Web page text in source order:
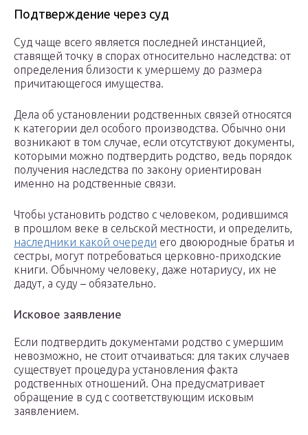
Подтверждение через суд
Суд чаще всего является последней инстанцией,
ставящей точку в спорах относительно наследства: от
определения близости к умершему до размера
причитающегося имущества.
Дела об установлении родственных связей относятся
к категории дел особого производства. Обычно они
возникают в том случае, если отсутствуют документы,
которыми можно подтвердить родство, ведь порядок
получения наследства по закону ориентирован
именно на родственные связи.
Чтобы установить родство с человеком, родившимся
в прошлом веке в сельской местности, и определить,
наследники какой очереди его двоюродные братья и
сестры, могут потребоваться церковно-приходские
книги. Обычному человеку, даже нотариусу, их не
дадут, а суду – обязательно.
Исковое заявление
Если подтвердить документами родство с умершим
невозможно, не стоит отчаиваться: для таких случаев
существует процедура установления факта
родственных отношений. Она предусматривает
обращение в суд с соответствующим исковым
заявлением.